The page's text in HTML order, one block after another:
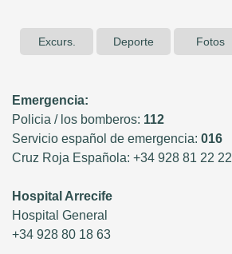
Excurs. Deporte Fotos
Emergencia:
Policia / los bomberos: 112
Servicio español de emergencia: 016
Cruz Roja Española: +34 928 81 22 22
Hospital Arrecife
Hospital General
+34 928 80 18 63